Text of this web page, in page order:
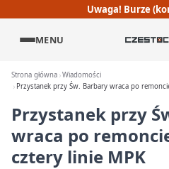
Uwaga! Burze
MENU
Strona główna Wiadomości
Przystanek przy Św. Barbary wraca po
Przystanek przy
wraca po
cztery linie MPK